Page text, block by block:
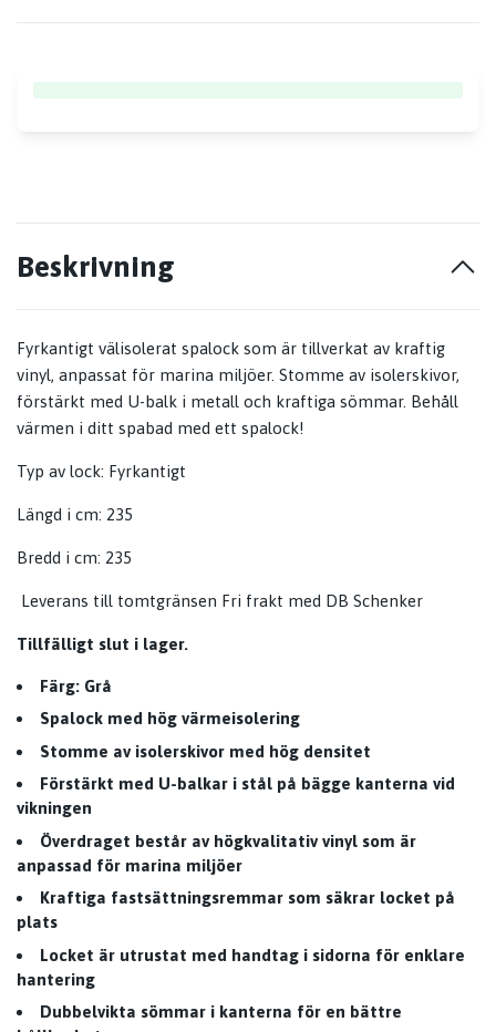
Beskrivning
Fyrkantigt välisolerat spalock som är tillverkat av kraftig
vinyl, anpassat för marina miljöer. Stomme av isolerskivor,
förstärkt med U-balk i metall och kraftiga sömmar. Behåll
värmen i ditt spabad med ett spalock!
Typ av lock: Fyrkantigt
Längd i cm: 235
Bredd i cm: 235
Leverans till tomtgränsen Fri frakt med DB Schenker
Tillfälligt slut i lager.
Färg: Grå
Spalock med hög värmeisolering
Stomme av isolerskivor med hög densitet
Förstärkt med U-balkar i stål på bägge kanterna vid
vikningen
Överdraget består av högkvalitativ vinyl som är
anpassad för marina miljöer
Kraftiga fastsättningsremmar som säkrar locket på
plats
Locket är utrustat med handtag i sidorna för enklare
hantering
Dubbelvikta sömmar i kanterna för en bättre